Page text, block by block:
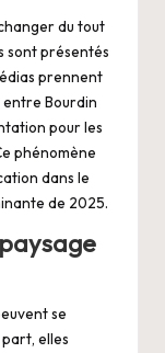
du tout
sont présentés
prennent
Bourdin
pour les
phénomène
dans le
de 2025.
se
elles